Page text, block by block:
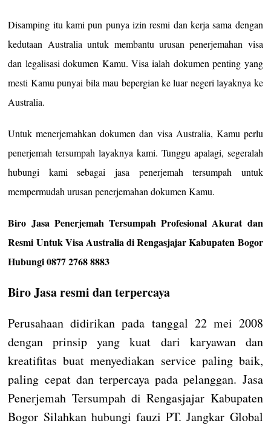
Disamping itu kami pun punya izin resmi dan kerja sama dengan
kedutaan Australia untuk membantu urusan penerjemahan visa
dan legalisasi dokumen Kamu. Visa ialah dokumen penting yang
mesti Kamu punyai bila mau bepergian ke luar negeri layaknya ke
Australia.
Untuk menerjemahkan dokumen dan visa Australia, Kamu perlu
penerjemah tersumpah layaknya kami. Tunggu apalagi, segeralah
hubungi kami sebagai jasa penerjemah tersumpah untuk
mempermudah urusan penerjemahan dokumen Kamu.
Biro Jasa Penerjemah Tersumpah Profesional Akurat dan
Resmi Untuk Visa Australia di Rengasjajar Kabupaten Bogor
Hubungi 0877 2768 8883
Biro Jasa resmi dan terpercaya
Perusahaan didirikan pada tanggal 22 mei 2008
dengan prinsip yang kuat dari karyawan dan
kreatifitas buat menyediakan service paling baik,
paling cepat dan terpercaya pada pelanggan. Jasa
Penerjemah Tersumpah di Rengasjajar Kabupaten
Bogor Silahkan hubungi fauzi PT. Jangkar Global